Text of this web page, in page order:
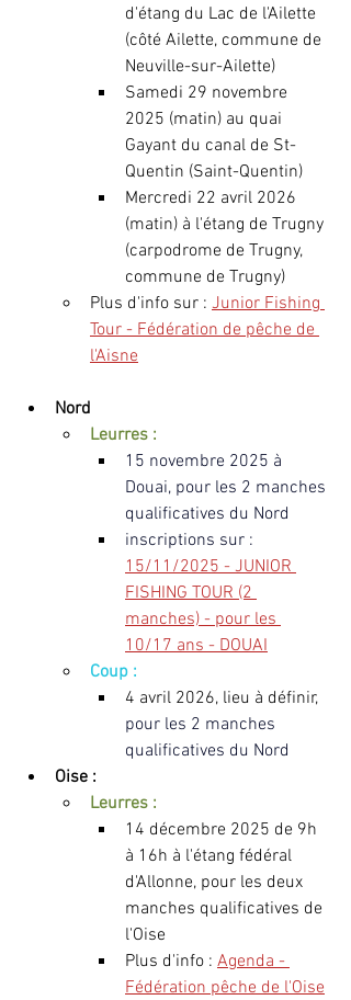
d'étang du Lac de l'Ailette
(côté Ailette, commune de
Neuville-sur-Ailette)
Samedi 29 novembre
2025 (matin) au quai
Gayant du canal de St-
Quentin (Saint-Quentin)
Mercredi 22 avril 2026
(matin) à l'étang de Trugny
(carpodrome de Trugny,
commune de Trugny)
Plus d'info sur : Junior Fishing
Tour - Fédération de pêche de
l'Aisne
Nord
Leurres :
15 novembre 2025 à
Douai, pour les 2 manches
qualificatives du Nord
inscriptions sur :
15/11/2025 - JUNIOR
FISHING TOUR (2
manches) - pour les
10/17 ans - DOUAI
Coup :
4 avril 2026, lieu à définir,
pour les 2 manches
qualificatives du Nord
Oise :
Leurres :
14 décembre 2025 de 9h
à 16h à l'étang fédéral
d'Allonne, pour les deux
manches qualificatives de
l'Oise
Plus d'info : Agenda -
Fédération pêche de l'Oise